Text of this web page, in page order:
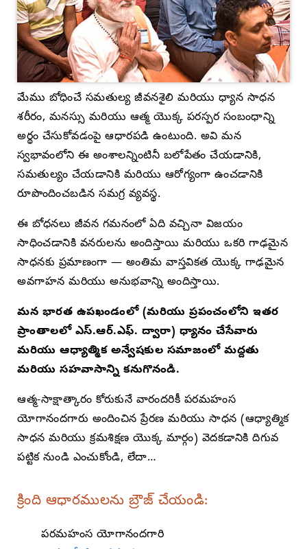
మేము బోధించే సమతుల్య జీవనశైలి మరియు ధ్యాన సాధన
శరీరం, మనస్సు మరియు ఆత్మ యొక్క పరస్పర సంబంధాన్ని
అర్థం చేసుకోవడంపై ఆధారపడి ఉంటుంది. అవి మన
స్వభావంలోని ఈ అంశాలన్నింటినీ బలోపేతం చేయడానికి,
సమతుల్యం చేయడానికి మరియు ఆరోగ్యంగా ఉంచడానికి
రూపొందించబడిన సమగ్ర వ్యవస్థ.
ఈ బోధనలు జీవన గమనంలో ఏది వచ్చినా విజయం
సాధించడానికి వనరులను అందిస్తాయి మరియు ఒకరి గాఢమైన
సాధనకు ప్రమాణంగా — అంతిమ వాస్తవికత యొక్క గాఢమైన
అవగాహన మరియు అనుభవాన్ని అందిస్తాయి.
మన భారత ఉపఖండంలో (మరియు ప్రపంచంలోని ఇతర
ప్రాంతాలలో ఎస్.ఆర్.ఎఫ్. ద్వారా) ధ్యానం చేసేవారు
మరియు ఆధ్యాత్మిక అన్వేషకుల సమాజంలో మద్దతు
మరియు సహవాసాన్ని కనుగొనండి.
ఆత్మ-సాక్షాత్కారం కోరుకునే వారందరికీ పరమహంస
యోగానందగారు అందించిన ప్రేరణ మరియు సాధన (ఆధ్యాత్మిక
సాధన మరియు క్రమశిక్షణ యొక్క మార్గం) వెదకడానికి దిగువ
పట్టిక నుండి ఎంచుకోండి, లేదా…
క్రింది ఆధారములను బ్రౌజ్ చేయండి:
పరమహంస యోగానందగారి